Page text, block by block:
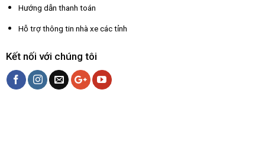
Hướng dẫn thanh toán
Hỗ trợ thông tin nhà xe các tỉnh
Kết nối với chúng tôi